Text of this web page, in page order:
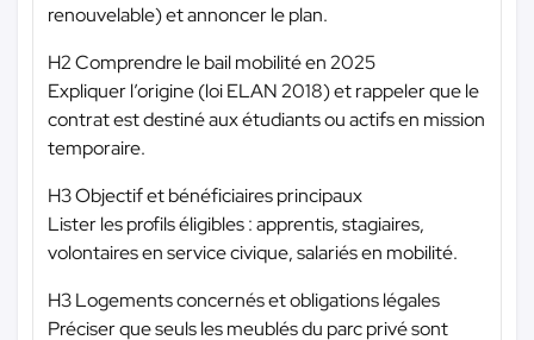
renouvelable) et annoncer le plan.
H2 Comprendre le bail mobilité en 2025
Expliquer l’origine (loi ELAN 2018) et rappeler que le
contrat est destiné aux étudiants ou actifs en mission
temporaire.
H3 Objectif et bénéficiaires principaux
Lister les profils éligibles : apprentis, stagiaires,
volontaires en service civique, salariés en mobilité.
H3 Logements concernés et obligations légales
Préciser que seuls les meublés du parc privé sont